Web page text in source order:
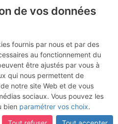
manquantes ou
puis reconnectez-vous à votre
: depuis le
Mulets
puis Face N
de vos données
fournis par nous et par des
au fonctionnement du
être ajustés par vous à
qui nous permettent de
notre site Web et de vous
sociaux. Vous pouvez les
bien paramétrer vos choix.